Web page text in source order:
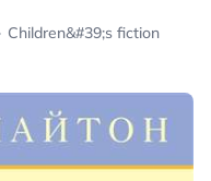
Children&#39;s fiction